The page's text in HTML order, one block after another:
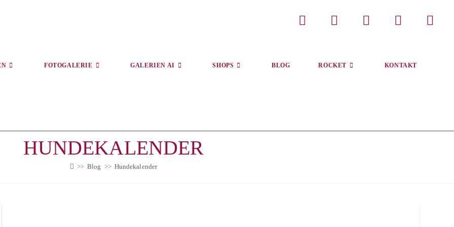
FOTOGALERIE GALERIEN AI SHOPS BLOG ROCKET KONTAKT
HUNDEKALENDER
>> Blog >> Hundekalender